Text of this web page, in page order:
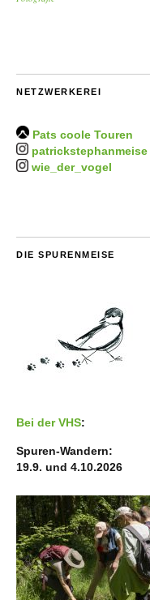
NETZWERKEREI
Pats coole Touren
patrickstephanmeise
wie_der_vogel
DIE SPURENMEISE
Bei der VHS:
Spuren-Wandern:
19.9. und 4.10.2026